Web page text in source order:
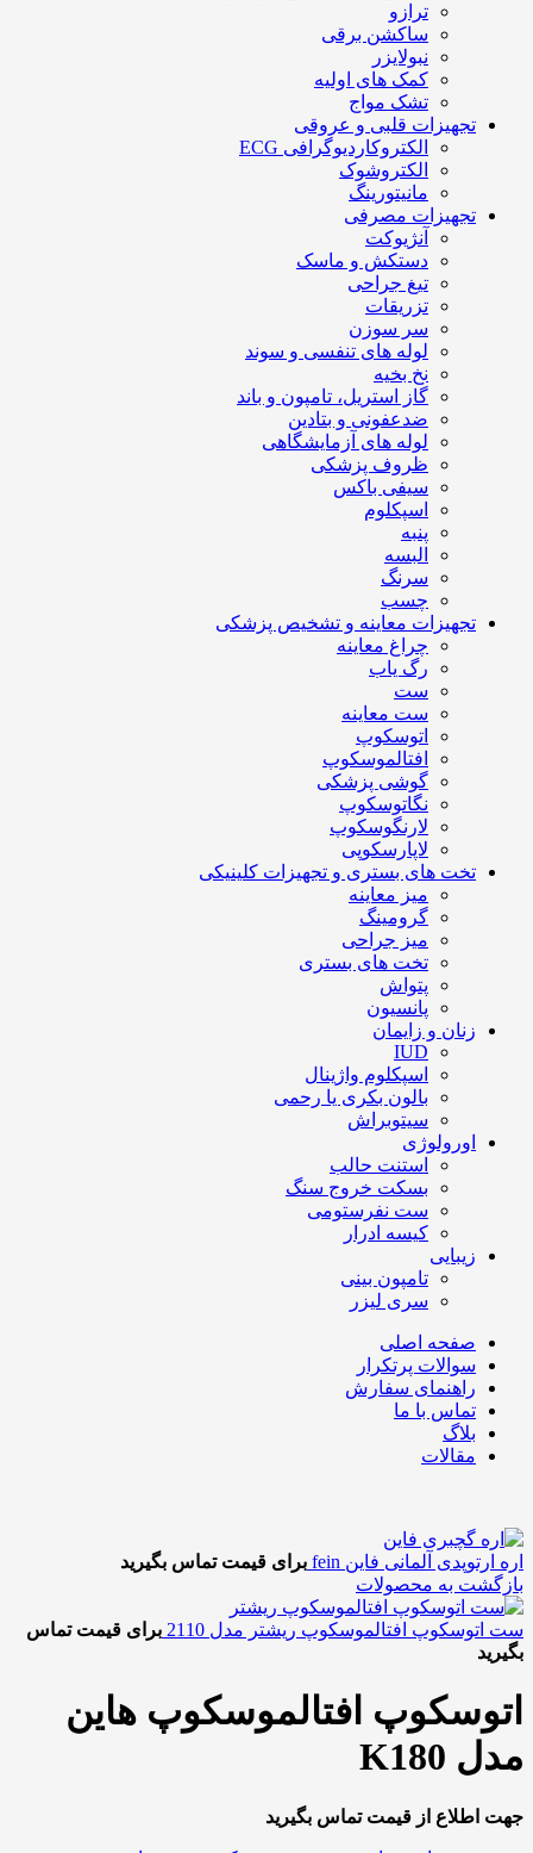
ترازو
ساکشن برقی
نبولایزر
کمک های اولیه
تشک مواج
تجهیزات قلبی و عروقی
الکتروکاردیوگرافی ECG
الکتروشوک
مانیتورینگ
تجهیزات مصرفی
آنژیوکت
دستکش و ماسک
تیغ جراحی
تزریقات
سر سوزن
لوله های تنفسی و سوند
نخ بخیه
گاز استریل، تامپون و باند
ضدعفونی و بتادین
لوله های آزمایشگاهی
ظروف پزشکی
سیفی باکس
اسپکلوم
پنبه
البسه
سرنگ
چسب
تجهیزات معاینه و تشخیص پزشکی
چراغ معاینه
رگ یاب
ست
ست معاینه
اتوسکوپ
افتالموسکوپ
گوشی پزشکی
نگاتوسکوپ
لارنگوسکوپ
لاپارسکوپی
تخت های بستری و تجهیزات کلینیکی
میز معاینه
گرومینگ
میز جراحی
تخت های بستری
پتواش
پانسیون
زنان و زایمان
IUD
اسپکلوم واژینال
بالون بکری یا رحمی
سیتوبراش
اورولوژی
استنت حالب
بسکت خروج سنگ
ست نفرستومی
کیسه ادرار
زیبایی
تامپون بینی
سری لیزر
صفحه اصلی
سوالات پرتکرار
راهنمای سفارش
تماس با ما
بلاگ
مقالات
اره ارتوپدی آلمانی فاین fein
برای قیمت تماس بگیرید
بازگشت به محصولات
ست اتوسکوپ افتالموسکوپ ریشتر مدل 2110
برای قیمت تماس
بگیرید
اتوسکوپ افتالموسکوپ هاین
مدل K180
جهت اطلاع از قیمت تماس بگیرید